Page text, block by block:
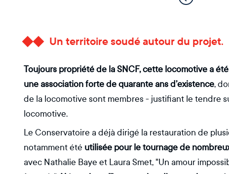
Un territoire soudé autour du projet.
Toujours propriété de la SNCF, cette locomotive a
une association forte de quarante ans d’existence,
de la locomotive sont membres - justifiant le tendre
locomotive.
Le Conservatoire a déjà dirigé la restauration de
notamment été utilisée pour le tournage de
avec Nathalie Baye et Laura Smet, "Un amour